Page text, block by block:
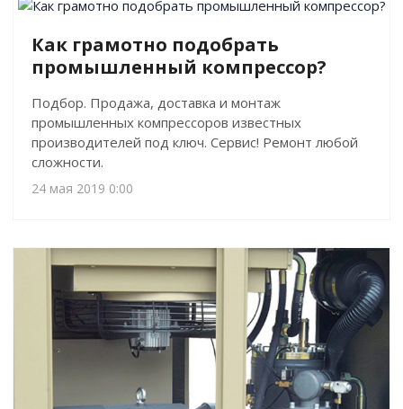
Как грамотно подобрать
промышленный компрессор?
Подбор. Продажа, доставка и монтаж
промышленных компрессоров известных
производителей под ключ. Сервис! Ремонт любой
сложности.
24 мая 2019 0:00